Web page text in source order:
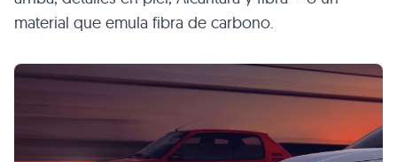
material que emula fibra de carbono.